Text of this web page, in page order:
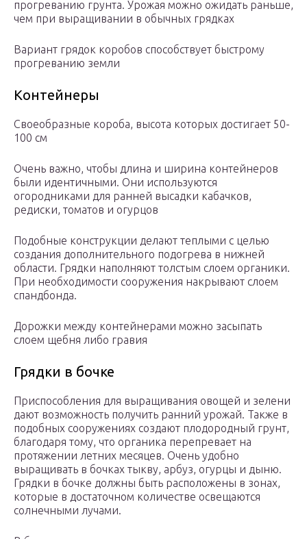
прогреванию грунта. Урожая можно ожидать раньше,
чем при выращивании в обычных грядках
Вариант грядок коробов способствует быстрому
прогреванию земли
Контейнеры
Своеобразные короба, высота которых достигает 50-
100 см
Очень важно, чтобы длина и ширина контейнеров
были идентичными. Они используются
огородниками для ранней высадки кабачков,
редиски, томатов и огурцов
Подобные конструкции делают теплыми с целью
создания дополнительного подогрева в нижней
области. Грядки наполняют толстым слоем органики.
При необходимости сооружения накрывают слоем
спандбонда.
Дорожки между контейнерами можно засыпать
слоем щебня либо гравия
Грядки в бочке
Приспособления для выращивания овощей и зелени
дают возможность получить ранний урожай. Также в
подобных сооружениях создают плодородный грунт,
благодаря тому, что органика перепревает на
протяжении летних месяцев. Очень удобно
выращивать в бочках тыкву, арбуз, огурцы и дыню.
Грядки в бочке должны быть расположены в зонах,
которые в достаточном количестве освещаются
солнечными лучами.